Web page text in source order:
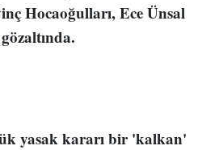
Hocaoğulları, Ece Ünsal
gözaltında.
yasak kararı bir 'kalkan'